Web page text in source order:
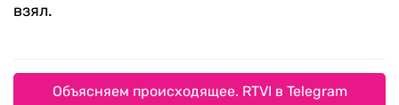
взял.
Объясняем происходящее. RTVI в Telegram